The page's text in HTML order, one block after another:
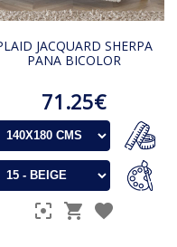
JACQUARD SHERPA
PANA BICOLOR
71.25€